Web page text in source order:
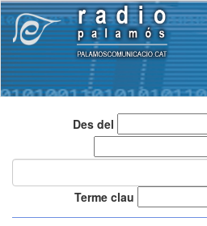
Des del
Terme clau